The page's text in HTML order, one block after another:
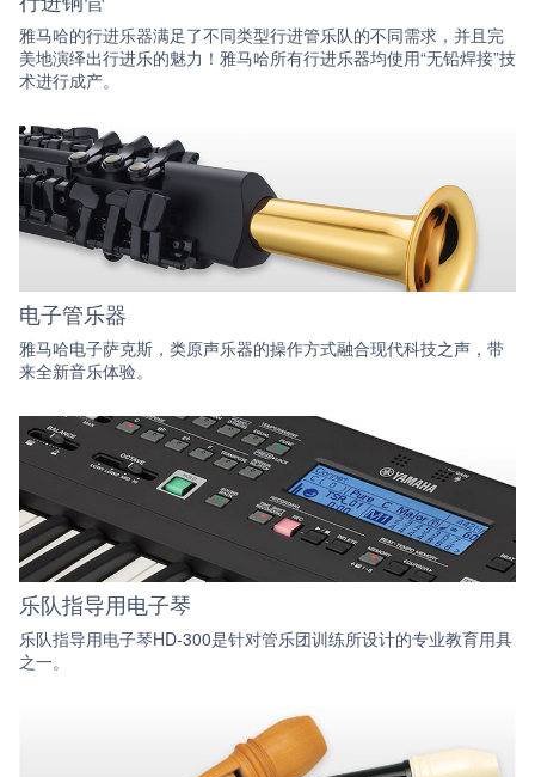
雅马哈的行进乐器满足了不同类型行进管乐队的不同需求，并且完
美地演绎出行进乐的魅力！雅马哈所有行进乐器均使用“无铅焊接”技
术进行成产。
电子管乐器
雅马哈电子萨克斯，类原声乐器的操作方式融合现代科技之声，带
来全新音乐体验。
乐队指导用电子琴
乐队指导用电子琴HD-300是针对管乐团训练所设计的专业教育用具
之一。